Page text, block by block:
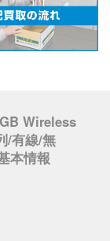
Wireless
/有線/無
本情報